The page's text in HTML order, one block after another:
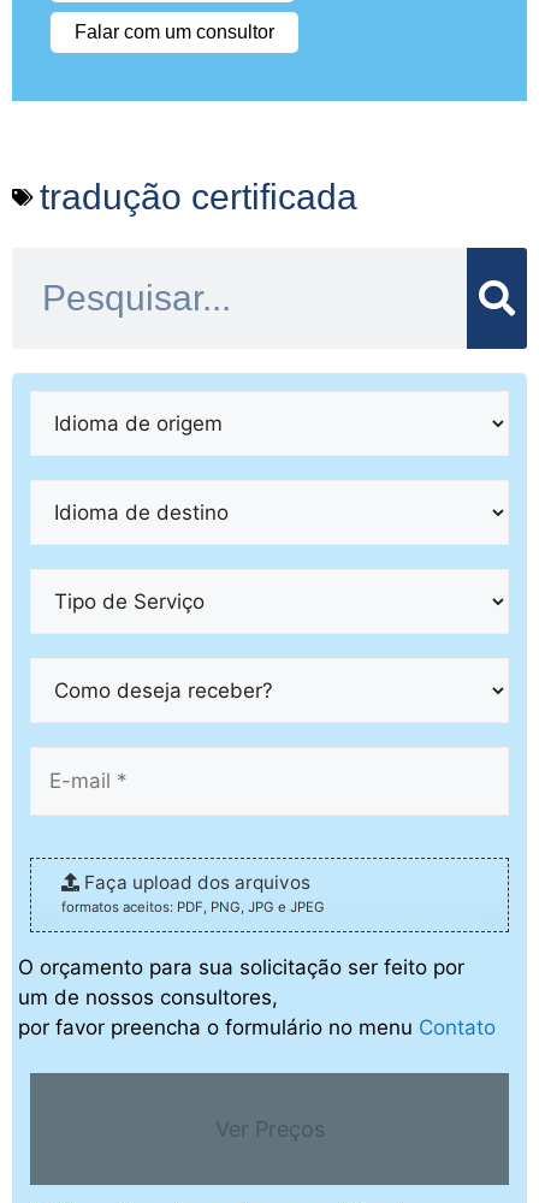
Falar com um consultor
tradução certificada
Faça upload dos arquivos
formatos aceitos: PDF, PNG, JPG e JPEG
O orçamento para sua solicitação ser feito por
um de nossos consultores,
por favor preencha o formulário no menu Contato
Ver Preços